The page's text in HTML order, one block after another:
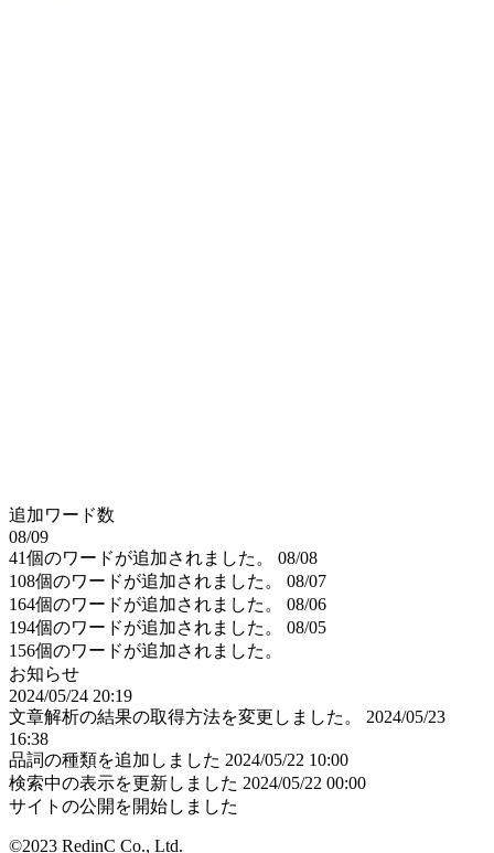
追加ワード数
08/09
41個のワードが追加されました。
08/08
108個のワードが追加されました。
08/07
164個のワードが追加されました。
08/06
194個のワードが追加されました。
08/05
156個のワードが追加されました。
お知らせ
2024/05/24 20:19
文章解析の結果の取得方法を変更しました。
2024/05/23
16:38
品詞の種類を追加しました 2024/05/22 10:00
検索中の表示を更新しました 2024/05/22 00:00
サイトの公開を開始しました
©2023 RedinC Co., Ltd.